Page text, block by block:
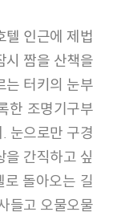
시 짬을 산책을
는 터키의 눈부
한 조명기구부
눈으로만 구경
을 간직하고 싶
돌아오는 길
들고 오물오물